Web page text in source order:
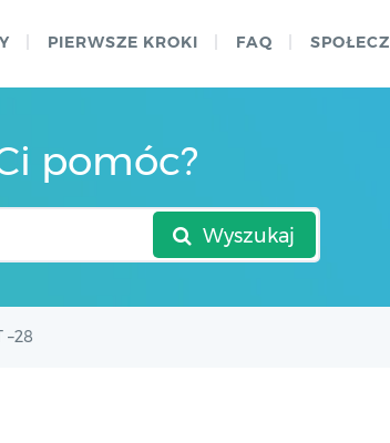
PIERWSZE KROKI FAQ
pomóc?
Wyszukaj
–28